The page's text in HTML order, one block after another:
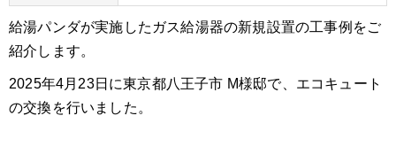
給湯パンダが実施したガス給湯器の新規設置の工事例をご
紹介します。
2025年4月23日に東京都八王子市 M様邸で、エコキュート
の交換を行いました。